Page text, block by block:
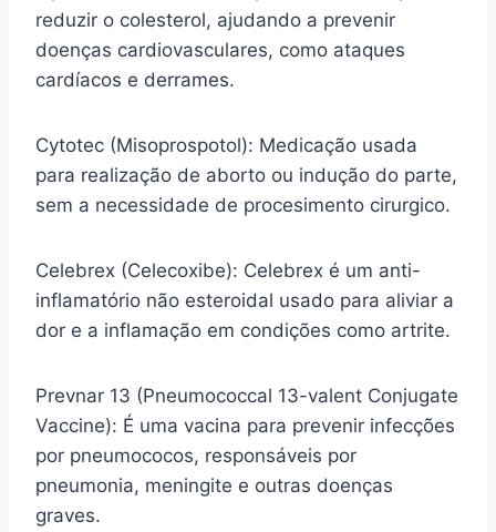
reduzir o colesterol, ajudando a prevenir
doenças cardiovasculares, como ataques
cardíacos e derrames.
Cytotec (Misoprospotol): Medicação usada
para realização de aborto ou indução do parte,
sem a necessidade de procesimento cirurgico.
Celebrex (Celecoxibe): Celebrex é um anti-
inflamatório não esteroidal usado para aliviar a
dor e a inflamação em condições como artrite.
Prevnar 13 (Pneumococcal 13-valent Conjugate
Vaccine): É uma vacina para prevenir infecções
por pneumococos, responsáveis por
pneumonia, meningite e outras doenças
graves.